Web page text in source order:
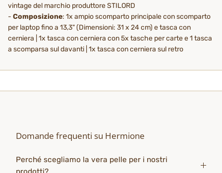
vintage del marchio produttore STILORD
- Composizione: 1x ampio scomparto principale con scomparto
per laptop fino a 13,3" (Dimensioni: 31 x 24 cm) e tasca con
cerniera | 1x tasca con cerniera con 5x tasche per carte e 1 tasca
a scomparsa sul davanti | 1x tasca con cerniera sul retro
Domande frequenti su Hermione
Perché scegliamo la vera pelle per i nostri